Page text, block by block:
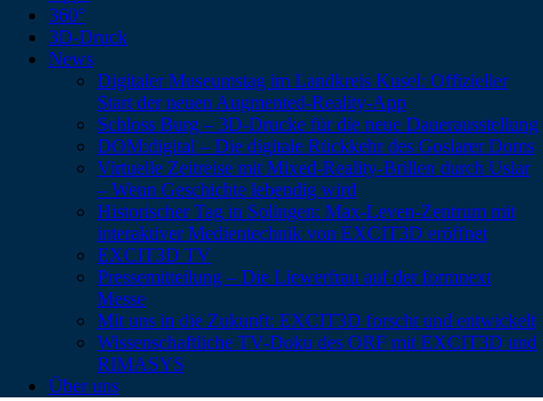
360°
3D-Druck
News
Digitaler Museumstag im Landkreis Kusel: Offizieller
Start der neuen Augmented-Reality-App
Schloss Burg – 3D-Drucke für die neue Dauerausstellung
DOM:digital – Die digitale Rückkehr des Goslarer Doms
Virtuelle Zeitreise mit Mixed-Reality-Brillen durch Uslar
– Wenn Geschichte lebendig wird
Historischer Tag in Solingen: Max-Leven-Zentrum mit
interaktiver Medientechnik von EXCIT3D eröffnet
EXCIT3D TV
Pressemitteilung – Die Liewerfrau auf der formnext
Messe
Mit uns in die Zukunft: EXCIT3D forscht und entwickelt
Wissenschaftliche TV-Doku des ORF mit EXCIT3D und
RIMASYS
Über uns